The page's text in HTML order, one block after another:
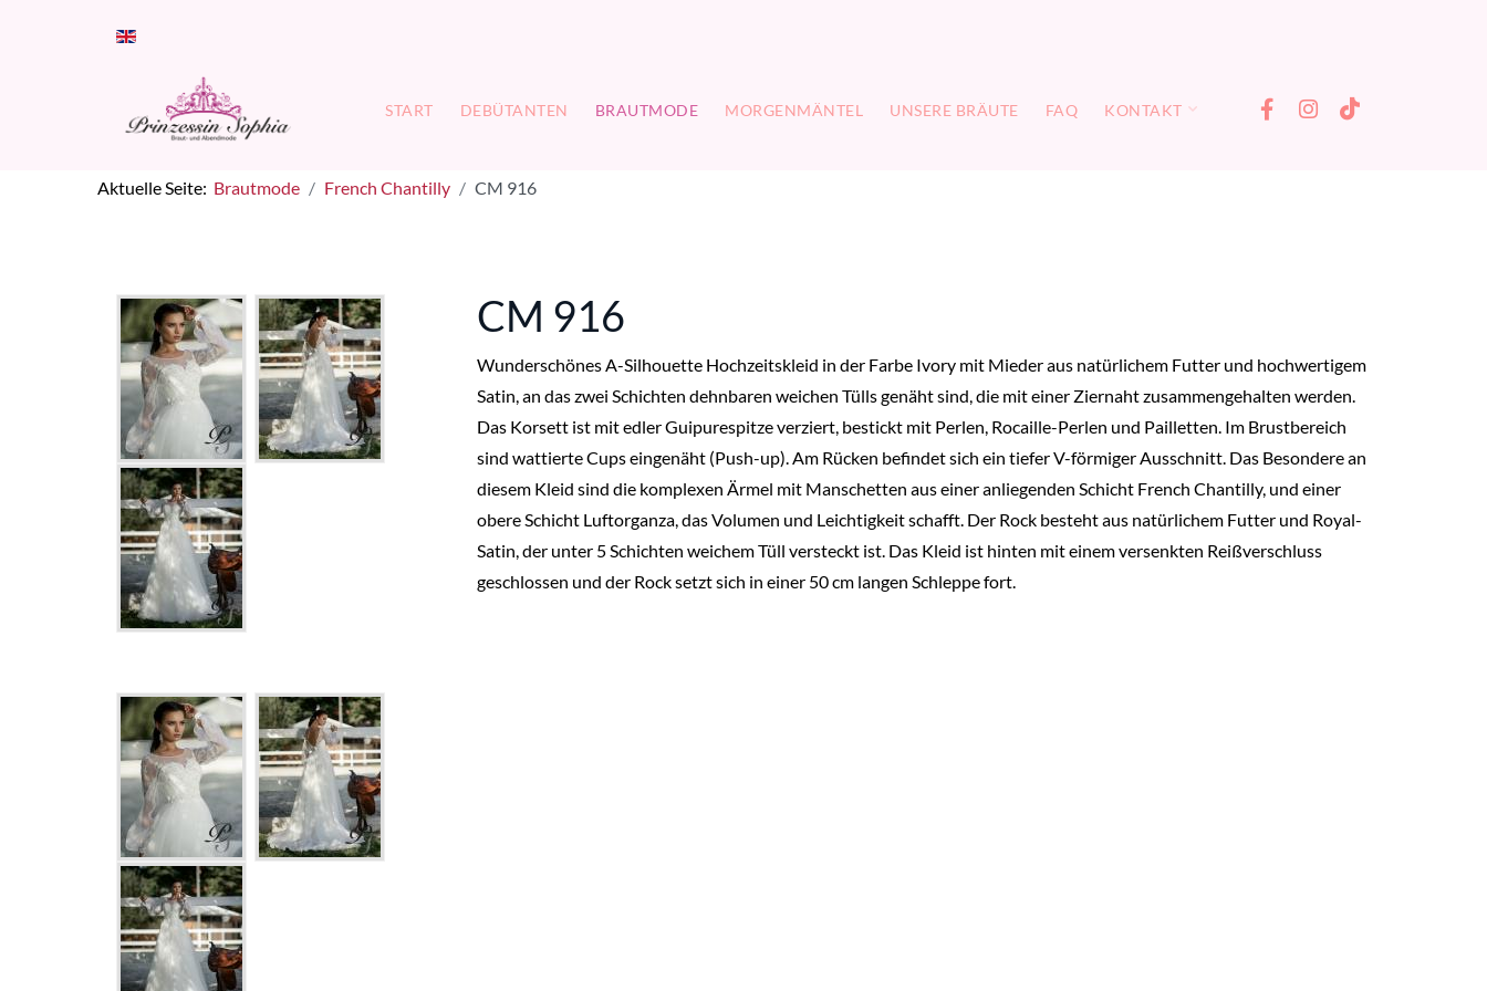
START DEBÜTANTEN BRAUTMODE MORGENMÄNTEL UNSERE BRÄUTE FAQ KONTAKT
Aktuelle Seite: Brautmode French Chantilly CM 916
CM 916
Wunderschönes A-Silhouette Hochzeitskleid in der Farbe Ivory mit Mieder aus natürlichem Futter und hochwertigem
Satin, an das zwei Schichten dehnbaren weichen Tülls genäht sind, die mit einer Ziernaht zusammengehalten werden.
Das Korsett ist mit edler Guipurespitze verziert, bestickt mit Perlen, Rocaille-Perlen und Pailletten. Im Brustbereich
sind wattierte Cups eingenäht (Push-up). Am Rücken befindet sich ein tiefer V-förmiger Ausschnitt. Das Besondere an
diesem Kleid sind die komplexen Ärmel mit Manschetten aus einer anliegenden Schicht French Chantilly, und einer
obere Schicht Luftorganza, das Volumen und Leichtigkeit schafft. Der Rock besteht aus natürlichem Futter und Royal-
Satin, der unter 5 Schichten weichem Tüll versteckt ist. Das Kleid ist hinten mit einem versenkten Reißverschluss
geschlossen und der Rock setzt sich in einer 50 cm langen Schleppe fort.